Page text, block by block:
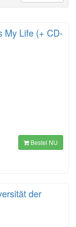
My Life (+ CD-
Bestel NU
der